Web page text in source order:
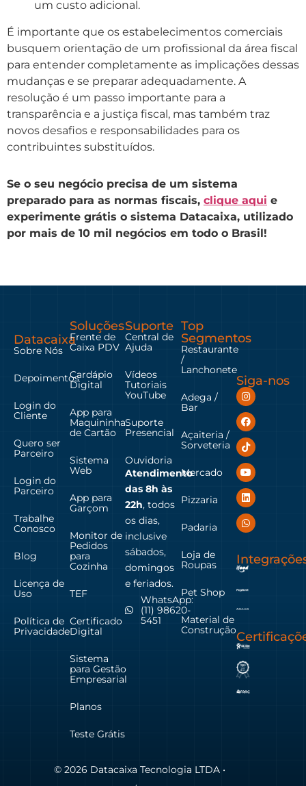
um custo adicional.
É importante que os estabelecimentos comerciais
busquem orientação de um profissional da área fiscal
para entender completamente as implicações dessas
mudanças e se preparar adequadamente. A
resolução é um passo importante para a
transparência e a justiça fiscal, mas também traz
novos desafios e responsabilidades para os
contribuintes substituídos.
Se o seu negócio precisa de um sistema
preparado para as normas fiscais, clique aqui e
experimente grátis o sistema Datacaixa, utilizado
por mais de 10 mil negócios em todo o Brasil!
Datacaixa
Sobre Nós
Depoimentos
Login do
Cliente
Quero ser
Parceiro
Login do
Parceiro
Trabalhe
Conosco
Blog
Licença de
Uso
Política de
Privacidade
Soluções
Frente de
Caixa PDV
Cardápio
Digital
App para
Maquininha
de Cartão
Sistema
Web
App para
Garçom
Monitor de
Pedidos
para
Cozinha
TEF
Certificado
Digital
Sistema
para Gestão
Empresarial
Planos
Teste Grátis
Suporte
Central de
Ajuda
Vídeos
Tutoriais
YouTube
Suporte
Presencial
Ouvidoria
Atendimento
das 8h às
22h, todos
os dias,
inclusive
sábados,
domingos
e feriados.
WhatsApp:
(11) 98620-
5451
Top
Segmentos
Restaurante
/
Lanchonete
Adega /
Bar
Açaiteria /
Sorveteria
Mercado
Pizzaria
Padaria
Loja de
Roupas
Pet Shop
Material de
Construção
Siga-nos
© 2026 Datacaixa Tecnologia LTDA •